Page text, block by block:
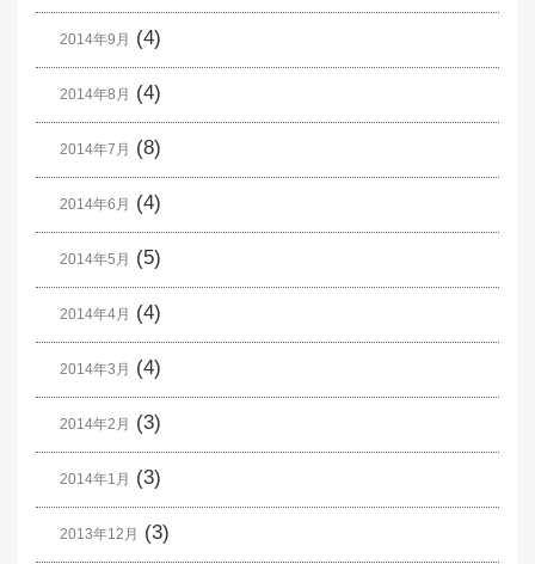
2014年9月 (4)
2014年8月 (4)
2014年7月 (8)
2014年6月 (4)
2014年5月 (5)
2014年4月 (4)
2014年3月 (4)
2014年2月 (3)
2014年1月 (3)
2013年12月 (3)